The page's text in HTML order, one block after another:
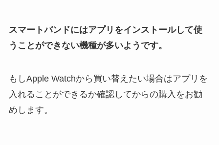
スマートバンドにはアプリをインストールして使
うことができない機種が多いようです。
もしApple Watchから買い替えたい場合はアプリを
入れることができるか確認してからの購入をお勧
めします。